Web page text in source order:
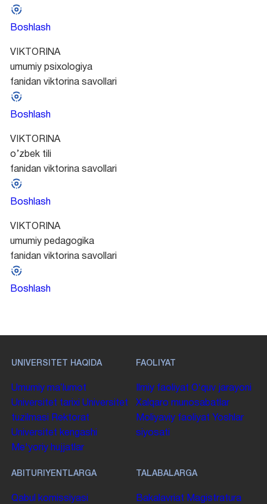
Boshlash
VIKTORINA
umumiy psixologiya
fanidan viktorina savollari
Boshlash
VIKTORINA
o’zbek tili
fanidan viktorina savollari
Boshlash
VIKTORINA
umumiy pedagogika
fanidan viktorina savollari
Boshlash
UNIVERSITET HAQIDA
Umumiy maʼlumot
Universitet tarixi Universitet
tuzilmasi
Rektorat
Universitet kengashi
Me'yoriy hujjatlar
FAOLIYAT
Ilmiy faoliyat Oʻquv jarayoni
Xalqaro munosabatlar
Moliyaviy faoliyat Yoshlar
siyosati
ABITURIYENTLARGA
Qabul komissiyasi
TALABALARGA
Bakalavriat Magistratura